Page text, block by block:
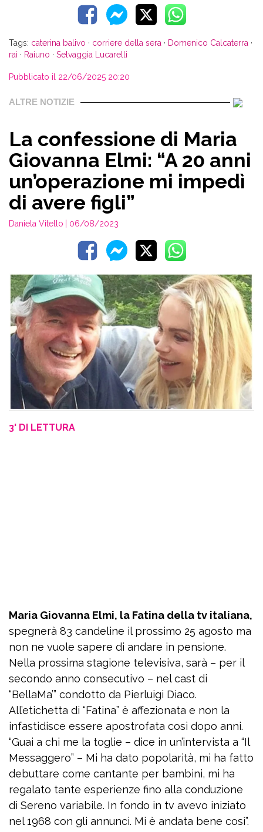
Tags: caterina balivo · corriere della sera · Domenico Calcaterra ·
rai · Raiuno · Selvaggia Lucarelli
Pubblicato il 22/06/2025 20:20
ALTRE NOTIZIE
La confessione di Maria
Giovanna Elmi: “A 20 anni
un’operazione mi impedì
di avere figli”
Daniela Vitello | 06/08/2023
3' DI LETTURA
Maria Giovanna Elmi, la Fatina della tv italiana,
spegnerà 83 candeline il prossimo 25 agosto ma
non ne vuole sapere di andare in pensione.
Nella prossima stagione televisiva, sarà – per il
secondo anno consecutivo – nel cast di
“BellaMa’” condotto da Pierluigi Diaco.
All’etichetta di “Fatina” è affezionata e non la
infastidisce essere apostrofata così dopo anni.
“Guai a chi me la toglie – dice in un’intervista a “Il
Messaggero” – Mi ha dato popolarità, mi ha fatto
debuttare come cantante per bambini, mi ha
regalato tante esperienze fino alla conduzione
di Sereno variabile. In fondo in tv avevo iniziato
nel 1968 con gli annunci. Mi è andata bene così”.